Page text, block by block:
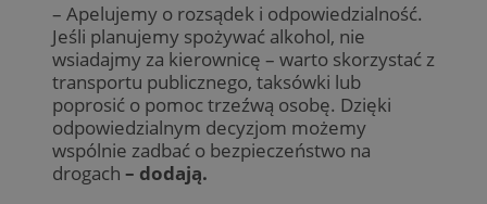
– Apelujemy o rozsądek i odpowiedzialność.
Jeśli planujemy spożywać alkohol, nie
wsiadajmy za kierownicę – warto skorzystać z
transportu publicznego, taksówki lub
poprosić o pomoc trzeźwą osobę. Dzięki
odpowiedzialnym decyzjom możemy
wspólnie zadbać o bezpieczeństwo na
drogach – dodają.